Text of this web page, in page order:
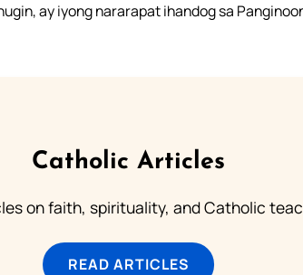
ay iyong nararapat ihandog sa
Catholic Articles
on faith, spirituality, and Catholic
READ ARTICLES